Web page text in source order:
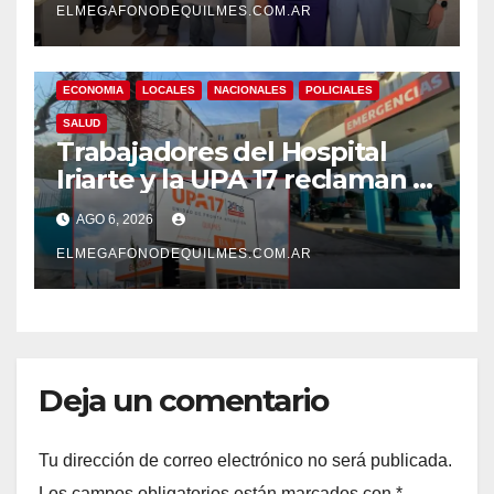
ELMEGAFONODEQUILMES.COM.AR
ECONOMIA LOCALES NACIONALES POLICIALES
SALUD
Trabajadores del Hospital
Iriarte y la UPA 17 reclaman el
pase a planta de becarios y
mejoras laborales
AGO 6, 2026
ELMEGAFONODEQUILMES.COM.AR
Deja un comentario
Tu dirección de correo electrónico no será publicada.